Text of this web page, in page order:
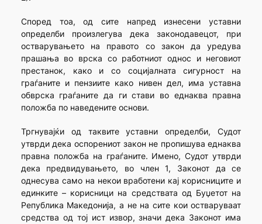
Според тоа, од сите напред изнесени уставни
определби произлегува дека законодавецот, при
остварувањето на правото со закон да уредува
прашања во врска со работниот однос и неговиот
престанок, како и со социјалната сигурност на
граѓаните и пензиите како нивен дел, има уставна
обврска граѓаните да ги стави во еднаква правна
положба по наведените основи.
Тргнувајќи од таквите уставни определби, Судот
утврди дека оспорениот закон не пропишува еднаква
правна положба на граѓаните. Имено, Судот утврди
дека предвидувањето, во член 1, Законот да се
однесува само на некои вработени кај корисниците и
единките – корисници на средствата од Буџетот на
Република Македонија, а не на сите кои остваруваат
средства од тој ист извор, значи дека Законот има